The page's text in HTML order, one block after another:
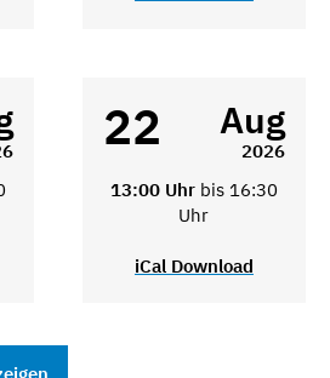
22 Aug
2026
13:00 Uhr bis 16:30
Uhr
iCal Download